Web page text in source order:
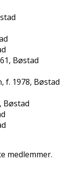
Bøstad
f. 1978, Bøstad
Bøstad
medlemmer.